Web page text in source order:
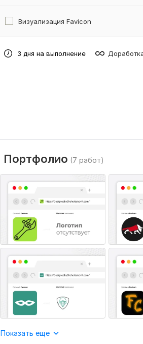
Визуализация Favicon
3 дня на выполнение
Портфолио (7 работ)
Показать еще